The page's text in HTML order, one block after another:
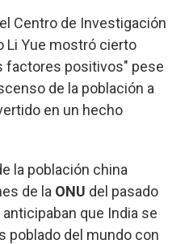
Centro de Investigación
Li Yue mostró cierto
factores positivos" pese
de la población a
en un hecho
la población china
de la ONU del pasado
que India se
poblado del mundo con